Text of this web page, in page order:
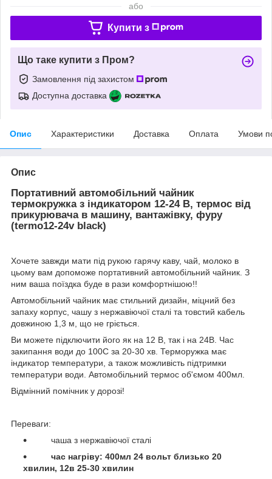
або
Купити з
Що таке купити з Пром?
Замовлення під захистом
Доступна доставка
Опис Характеристики Доставка Оплата Умови
Опис
Портативний автомобільний чайник
термокружка з індикатором 12-24 В, термос від
прикурювача в машину, вантажівку, фуру
(termo12-24v black)
Хочете завжди мати під рукою гарячу каву, чай, молоко в
цьому вам допоможе портативний автомобільний чайник. З
ним ваша поїздка буде в рази комфортнішою!!
Автомобільний чайник має стильний дизайн, міцний без
запаху корпус, чашу з нержавіючої сталі та товстий кабель
довжиною 1,3 м, що не гріється.
Ви можете підключити його як на 12 В, так і на 24В. Час
закипання води до 100С за 20-30 хв. Терморужка має
індикатор температури, а також можливість підтримки
температури води. Автомобільний термос об'ємом 400мл.
Відмінний помічник у дорозі!
Переваги:
чаша з нержавіючої сталі
час нагріву: 400мл 24 вольт близько 20
хвилин, 12в 25-30 хвилин